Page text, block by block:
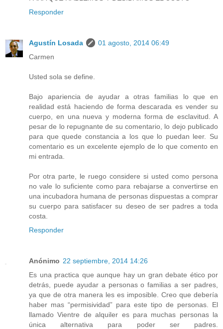
Responder
Agustín Losada
01 agosto, 2014 06:49
Carmen
Usted sola se define.
Bajo apariencia de ayudar a otras familias lo que en
realidad está haciendo de forma descarada es vender su
cuerpo, en una nueva y moderna forma de esclavitud. A
pesar de lo repugnante de su comentario, lo dejo publicado
para que quede constancia a los que lo puedan leer. Su
comentario es un excelente ejemplo de lo que comento en
mi entrada.
Por otra parte, le ruego considere si usted como persona
no vale lo suficiente como para rebajarse a convertirse en
una incubadora humana de personas dispuestas a comprar
su cuerpo para satisfacer su deseo de ser padres a toda
costa.
Responder
Anónimo 22 septiembre, 2014 14:26
Es una practica que aunque hay un gran debate ético por
detrás, puede ayudar a personas o familias a ser padres,
ya que de otra manera les es imposible. Creo que debería
haber mas “permisividad” para este tipo de personas. El
llamado Vientre de alquiler es para muchas personas la
única alternativa para poder ser padres.